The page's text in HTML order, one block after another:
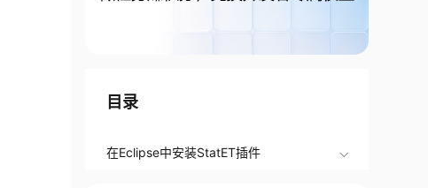
目录
在Eclipse中安装StatET插件